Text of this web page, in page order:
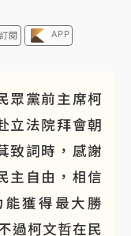
訂閱 APP
眾黨前主席柯
立法院拜會朝
致詞時，感謝
主自由，相信
獲得最大勝
過柯文哲在民